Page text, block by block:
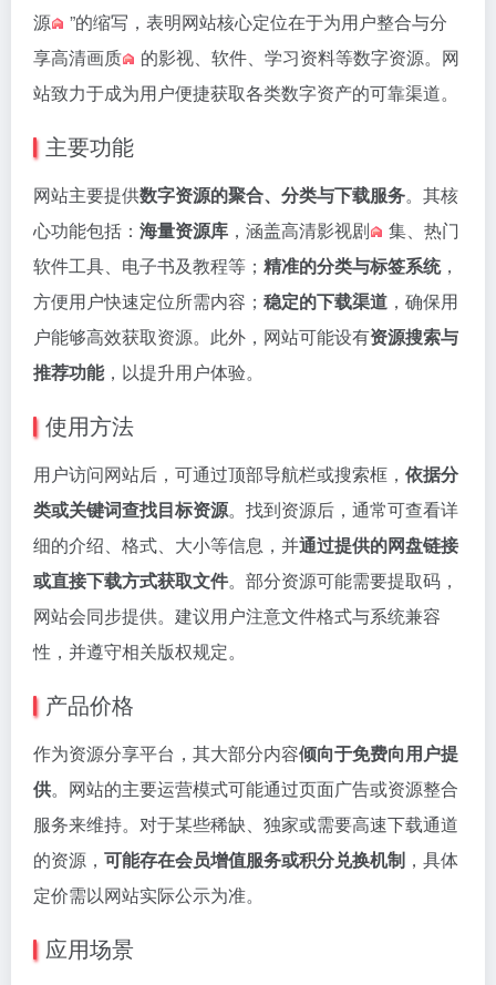
源
”的缩写，表明网站核心定位在于为用户整合与分
享高清画质
的影视、软件、学习资料等数字资源。网
站致力于成为用户便捷获取各类数字资产的可靠渠道。
主要功能
网站主要提供数字资源的聚合、分类与下载服务。其核
心功能包括： 海量资源库 ，涵盖高清影视剧
集、热门
软件工具、电子书及教程等； 精准的分类与标签系统，
方便用户快速定位所需内容； 稳定的下载渠道 ，确保用
户能够高效获取资源。此外，网站可能设有资源搜索与
推荐功能，以提升用户体验。
使用方法
用户访问网站后，可通过顶部导航栏或搜索框， 依据分
类或关键词查找目标资源。找到资源后，通常可查看详
细的介绍、格式、大小等信息，并通过提供的网盘链接
或直接下载方式获取文件。部分资源可能需要提取码，
网站会同步提供。建议用户注意文件格式与系统兼容
性，并遵守相关版权规定。
产品价格
作为资源分享平台，其大部分内容倾向于免费向用户提
供。网站的主要运营模式可能通过页面广告或资源整合
服务来维持。对于某些稀缺、独家或需要高速下载通道
的资源， 可能存在会员增值服务或积分兑换机制 ，具体
定价需以网站实际公示为准。
应用场景